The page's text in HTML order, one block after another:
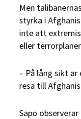
Men
styrka i
inte att
eller
– På lång sikt
resa till
Säpo